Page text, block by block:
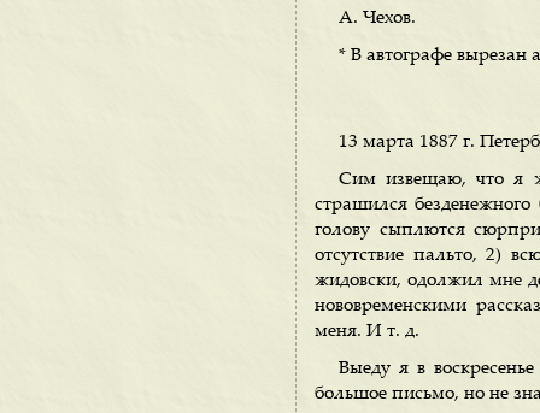
А. Чехов.
* В автографе вырезан
13 марта 1887 г.
Сим извещаю, что я
страшился
голову сыплются
отсутствие пальто, 2)
жидовски, одолжил мне
нововременскими
меня. И т. д.
Выеду я в
большое письмо, но не